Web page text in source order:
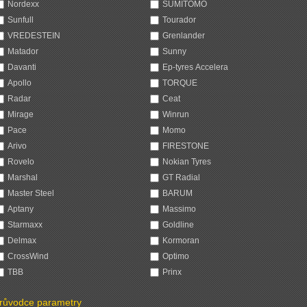
Nordexx
SUMITOMO
Sunfull
Tourador
VREDESTEIN
Grenlander
Matador
Sunny
Davanti
Ep-tyres Accelera
Apollo
TORQUE
Radar
Ceat
Mirage
Winrun
Pace
Momo
Arivo
FIRESTONE
Rovelo
Nokian Tyres
Marshal
GT Radial
Master Steel
BARUM
Aptany
Massimo
Starmaxx
Goldline
Delmax
Kormoran
CrossWind
Optimo
TBB
Prinx
parametry